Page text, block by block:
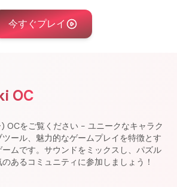
今すぐプレイ
OC
OCをご覧ください - ユニークなキャラク
ール、魅力的なゲームプレイを特徴とす
ムです。サウンドをミックスし、パズル
あるコミュニティに参加しましょう！